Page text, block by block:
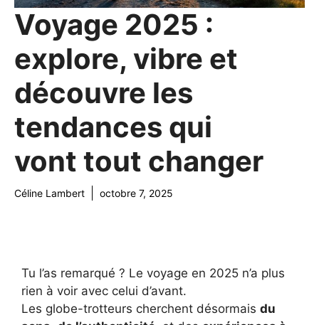
Voyage 2025 :
explore, vibre et
découvre les
tendances qui
vont tout changer
Céline Lambert octobre 7, 2025
Tu l’as remarqué ? Le voyage en 2025 n’a plus
rien à voir avec celui d’avant.
Les globe-trotteurs cherchent désormais du